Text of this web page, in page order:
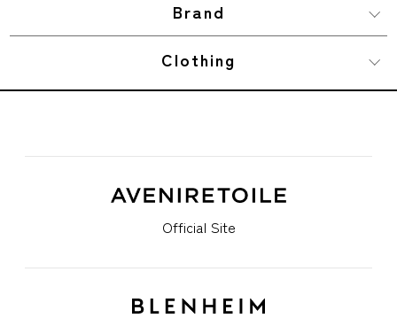
Brand
Clothing
Official Site